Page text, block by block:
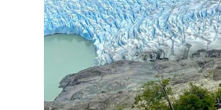
nieve
Ski
Atacama